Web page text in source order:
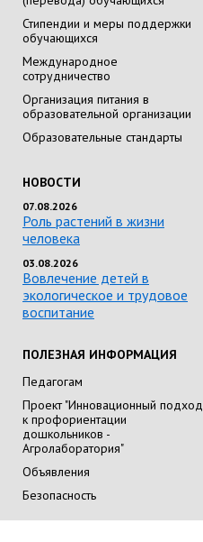
Стипендии и меры поддержки
обучающихся
Международное
сотрудничество
Организация питания в
образовательной организации
Образовательные стандарты
НОВОСТИ
07.08.2026
Роль растений в жизни
человека
03.08.2026
Вовлечение детей в
экологическое и трудовое
воспитание
ПОЛЕЗНАЯ ИНФОРМАЦИЯ
Педагогам
Проект "Инновационный подход
к профориентации
дошкольников -
Агролаборатория"
Объявления
Безопасность